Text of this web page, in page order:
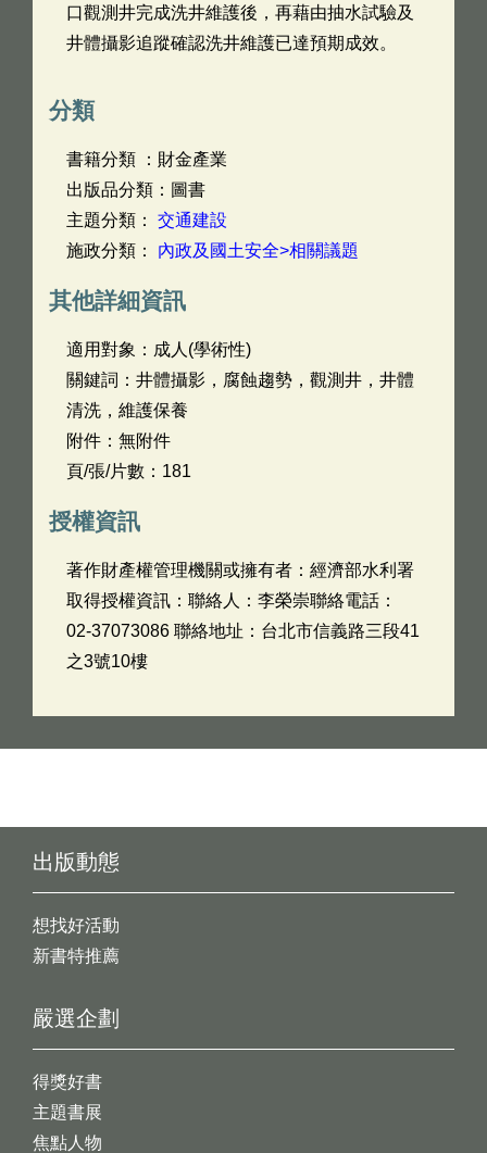
口觀測井完成洗井維護後，再藉由抽水試驗及
井體攝影追蹤確認洗井維護已達預期成效。
分類
書籍分類 ：財金產業
出版品分類：圖書
主題分類： 交通建設
施政分類： 內政及國土安全>相關議題
其他詳細資訊
適用對象：成人(學術性)
關鍵詞：井體攝影，腐蝕趨勢，觀測井，井體
清洗，維護保養
附件：無附件
頁/張/片數：181
授權資訊
著作財產權管理機關或擁有者：經濟部水利署
取得授權資訊：聯絡人：李榮崇聯絡電話：
02-37073086 聯絡地址：台北市信義路三段41
之3號10樓
出版動態
想找好活動
新書特推薦
嚴選企劃
得獎好書
主題書展
焦點人物